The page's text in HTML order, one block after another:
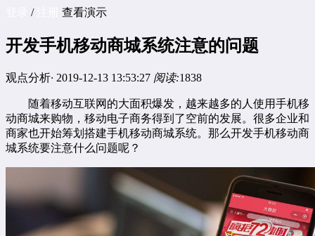
/注册 查看演示
开发手机移动商城系统注意的问题
观点分析· 2019-12-13 13:53:27 阅读:1838
随着移动互联网的大面积爆发，越来越多的人使用手机移
动商城来购物，移动电子商务得到了空前的发展。很多企业和
商家也开始筹划搭建手机移动商城系统。那么开发手机移动商
城系统要注意什么问题呢？